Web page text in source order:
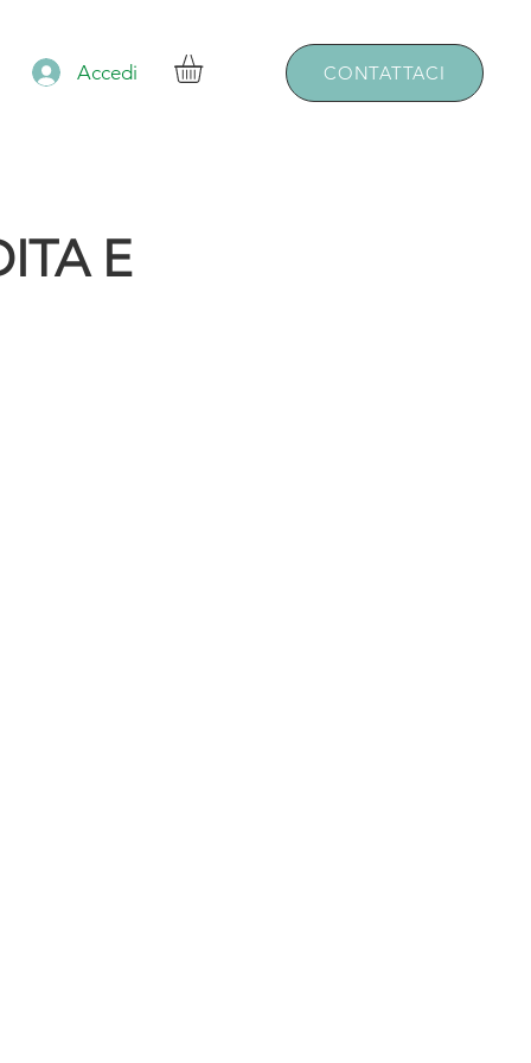
Accedi CONTATTACI
E